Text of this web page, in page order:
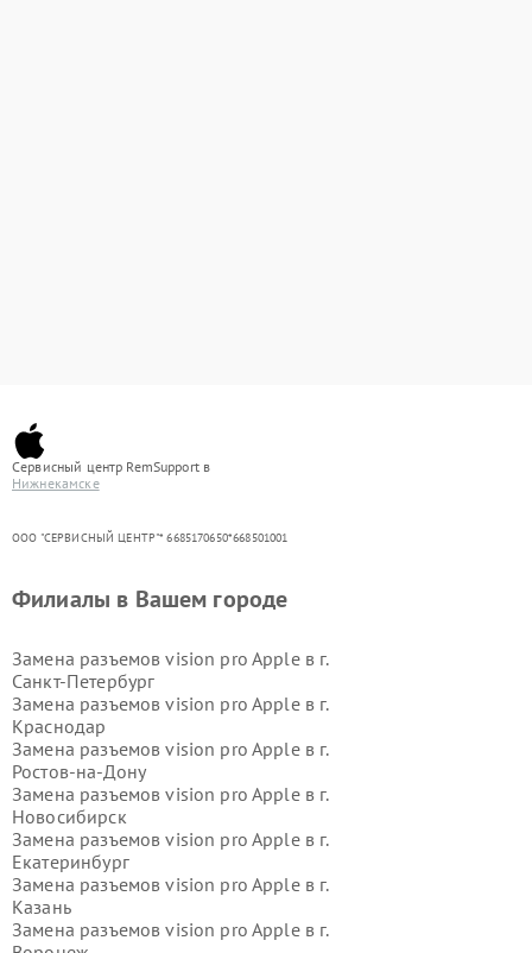
Сервисный центр RemSupport в
Нижнекамске
ООО "СЕРВИСНЫЙ ЦЕНТР"* 6685170650*668501001
Филиалы в Вашем городе
Замена разъемов vision pro Apple в г.
Санкт-Петербург
Замена разъемов vision pro Apple в г.
Краснодар
Замена разъемов vision pro Apple в г.
Ростов-на-Дону
Замена разъемов vision pro Apple в г.
Новосибирск
Замена разъемов vision pro Apple в г.
Екатеринбург
Замена разъемов vision pro Apple в г.
Казань
Замена разъемов vision pro Apple в г.